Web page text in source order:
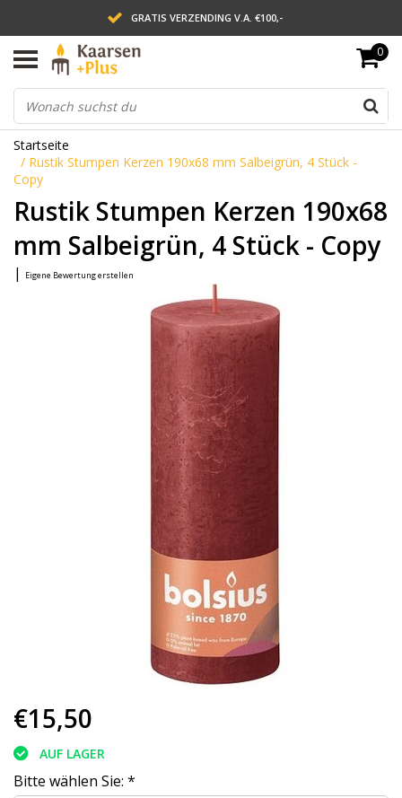
GRATIS VERZENDING V.A. €100,-
LEVERING BINNEN 2 WERKDAGEN
ACHTERAF BETALEN VIA AFTERPAY
0
Startseite
/ Rustik Stumpen Kerzen 190x68 mm Salbeigrün, 4 Stück -
Copy
Rustik Stumpen Kerzen 190x68
mm Salbeigrün, 4 Stück - Copy
| Eigene Bewertung erstellen
€15,50
AUF LAGER
Bitte wählen Sie: *